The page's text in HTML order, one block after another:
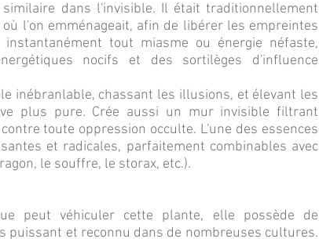
dans l'invisible. Il était traditionnellement
l'on emménageait, afin de libérer les empreintes
instantanément tout miasme ou énergie néfaste,
nocifs et des sortilèges d'influence
plus pure. Crée aussi un mur invisible filtrant
toute oppression occulte. L'une des essences
et radicales, parfaitement combinables avec
le souffre, le storax, etc.).
puissant et reconnu dans de nombreuses cultures.